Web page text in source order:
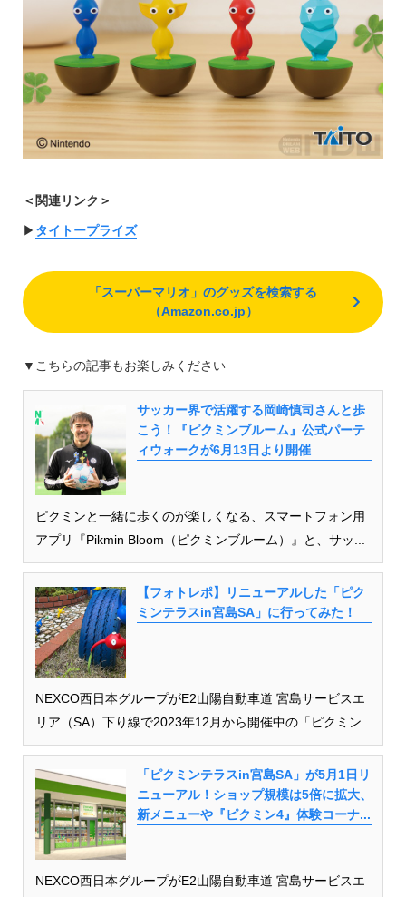
＜関連リンク＞
▶︎ タイトープライズ
「スーパーマリオ」のグッズを検索する
（Amazon.co.jp）
▼こちらの記事もお楽しみください
サッカー界で活躍する岡崎慎司さんと歩
こう！『ピクミンブルーム』公式パーテ
ィウォークが6月13日より開催
ピクミンと一緒に歩くのが楽しくなる、スマートフォン用
アプリ『Pikmin Bloom（ピクミンブルーム）』と、サッ...
【フォトレポ】リニューアルした「ピク
ミンテラスin宮島SA」に行ってみた！
NEXCO西日本グループがE2山陽自動車道 宮島サービスエ
リア（SA）下り線で2023年12月から開催中の「ピクミン...
「ピクミンテラスin宮島SA」が5月1日リ
ニューアル！ショップ規模は5倍に拡大、
新メニューや『ピクミン4』体験コーナ...
NEXCO西日本グループがE2山陽自動車道 宮島サービスエ